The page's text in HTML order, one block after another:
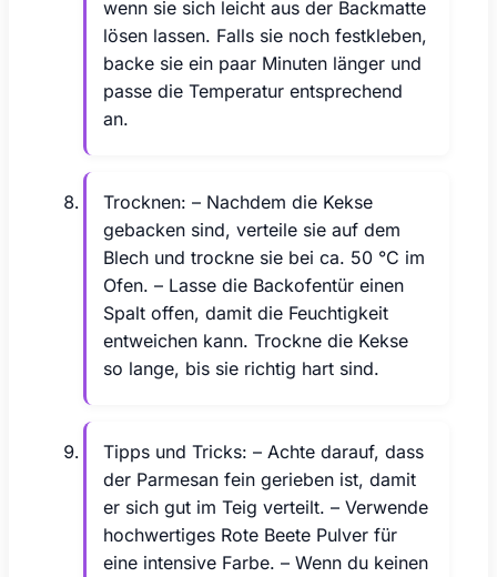
wenn sie sich leicht aus der Backmatte
lösen lassen. Falls sie noch festkleben,
backe sie ein paar Minuten länger und
passe die Temperatur entsprechend
an.
Trocknen: – Nachdem die Kekse
gebacken sind, verteile sie auf dem
Blech und trockne sie bei ca. 50 °C im
Ofen. – Lasse die Backofentür einen
Spalt offen, damit die Feuchtigkeit
entweichen kann. Trockne die Kekse
so lange, bis sie richtig hart sind.
Tipps und Tricks: – Achte darauf, dass
der Parmesan fein gerieben ist, damit
er sich gut im Teig verteilt. – Verwende
hochwertiges Rote Beete Pulver für
eine intensive Farbe. – Wenn du keinen